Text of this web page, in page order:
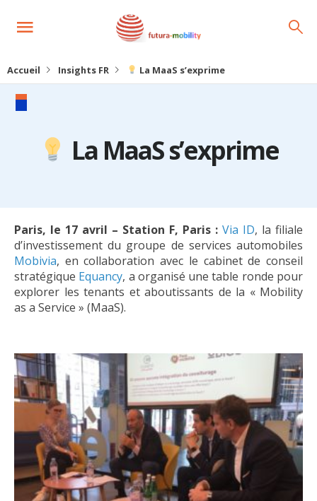
Accueil Insights FR La MaaS s’exprime
La MaaS s’exprime
Paris, le 17 avril – Station F, Paris : Via ID, la filiale
d’investissement du groupe de services automobiles
Mobivia, en collaboration avec le cabinet de conseil
stratégique Equancy, a organisé une table ronde pour
explorer les tenants et aboutissants de la « Mobility
as a Service » (MaaS).